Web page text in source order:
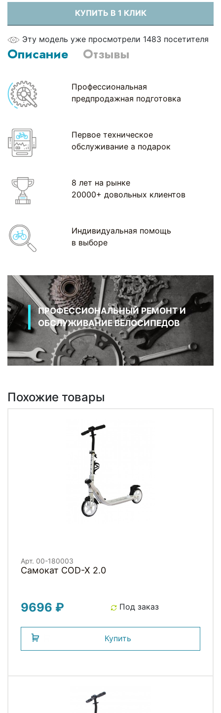
КУПИТЬ В 1 КЛИК
Эту модель уже просмотрели 1483 посетителя
Описание Отзывы
Профессиональная
предпродажная подготовка
Первое техническое
обслуживание а подарок
8 лет на рынке
20000+ довольных клиентов
Индивидуальная помощь
в выборе
ПРОФЕССИОНАЛЬНЫЙ РЕМОНТ И
ОБСЛУЖИВАНИЕ ВЕЛОСИПЕДОВ
Похожие товары
Арт. 00-180003
Самокат COD-X 2.0
9696 ₽ Под заказ
Купить